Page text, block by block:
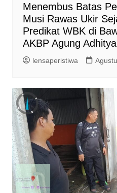
Menembus Batas
Musi Rawas Ukir
Predikat WBK di
AKBP Agung
lensaperistiwa